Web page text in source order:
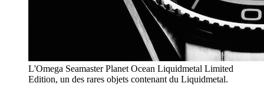
L'Omega Seamaster Planet Ocean Liquidmetal Limited
Edition, un des rares objets contenant du Liquidmetal.